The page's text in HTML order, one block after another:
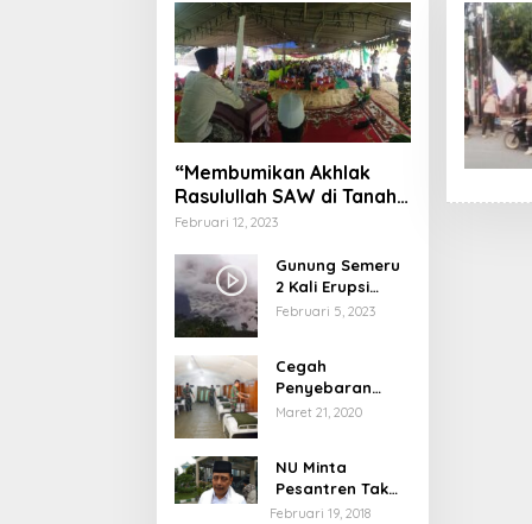
“Membumikan Akhlak
Rasulullah SAW di Tanah
Nusantara”
Februari 12, 2023
Gunung Semeru
2 Kali Erupsi
dengan Tinggi
Februari 5, 2023
Cegah
Penyebaran
Virus Corona,
Pelayanan
Maret 21, 2020
NU Minta
Pesantren Tak
Terprovokasi
Februari 19, 2018